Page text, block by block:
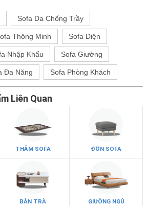
Sofa Da Chống Trầy
Thông Minh Sofa Điện
Nhập Khẩu Sofa Giường
Đa Năng Sofa Phòng Khách
Liên Quan
THẢM SOFA ĐÔN SOFA
BÀN TRÀ GIƯỜNG NGỦ